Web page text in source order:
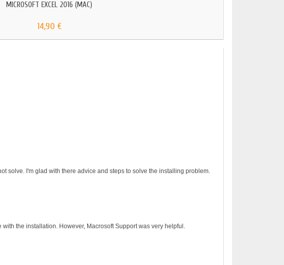
MICROSOFT EXCEL 2016 (MAC)
14,90 €
solve. I'm glad with there advice and steps to solve the installing problem.
the installation. However, Macrosoft Support was very helpful.